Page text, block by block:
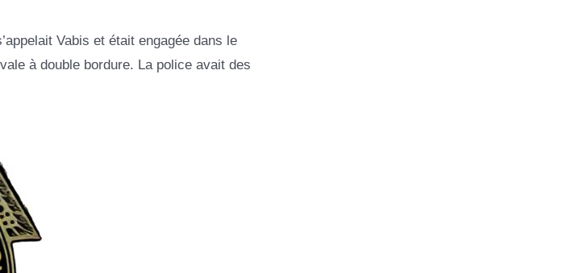
Vabis et était engagée dans le
à double bordure. La police avait des